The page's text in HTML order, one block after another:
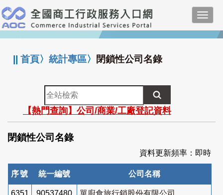
跳
到
主
要
:::
||首頁〉統計專區〉 閉鎖性公司名錄
全
站
檢
索
【熱門查詢】公司/商業/工廠登記資料
閉鎖性公司名錄
資料更新頻率：即時
序號 統一編號 公司名稱
6351 90537480 單廚食旅行銷股份有限公司